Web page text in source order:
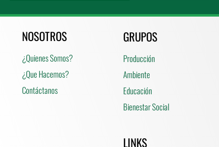
NOSOTROS
¿Quienes Somos?
¿Que Hacemos?
Contáctanos
GRUPOS
Producción
Ambiente
Educación
Bienestar Social
LINKS